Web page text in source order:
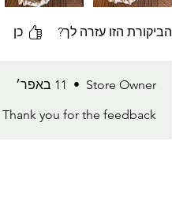
הביקורת הזו עזרה לך? כן
Store Owner
• 11 באפר׳
you for the feedback 🤍🙏🏻